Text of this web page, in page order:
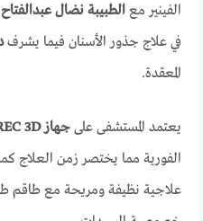
الفينير معالطبيبة نضال عبدالفتاح
في علاج جذور الأسنان فيما يشرف
المعقدة.
يعتمد المستشفى علىجهاز CEREC 3D
الفورية مما يختصر زمن العلاج
علاجية نظيفة ومريحة مع طاقم